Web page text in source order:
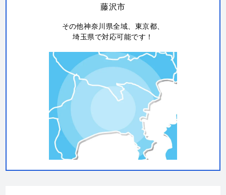
藤沢市
その他神奈川県全域、東京都、
埼玉県で対応可能です！